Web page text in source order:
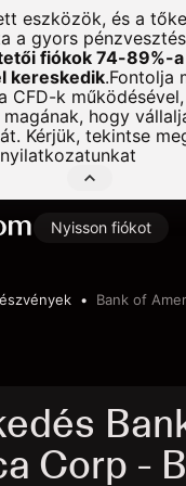
eszközök, és a
a gyors
fiókok 74-89%-
kereskedik.Fontolja
CFD-k
hogy
Kérjük, tekintse
Nyisson fiókot
Bank of
Corp -